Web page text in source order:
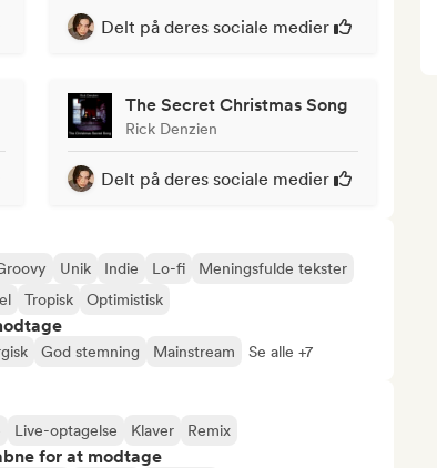
Delt på deres sociale medier
The Secret Christmas Song
Rick Denzien
Delt på deres sociale medier
Unik Indie Lo-fi
Meningsfulde tekster
Tropisk Optimistisk
God stemning Mainstream Se alle +7
Live-optagelse Klaver Remix
for at modtage